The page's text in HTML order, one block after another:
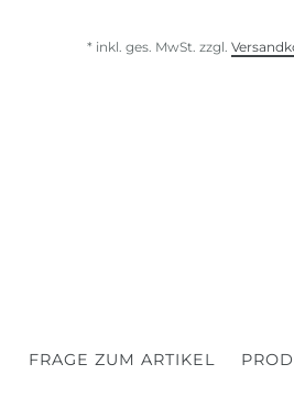
* inkl. ges. MwSt. zzgl.
FRAGE ZUM ARTIKEL